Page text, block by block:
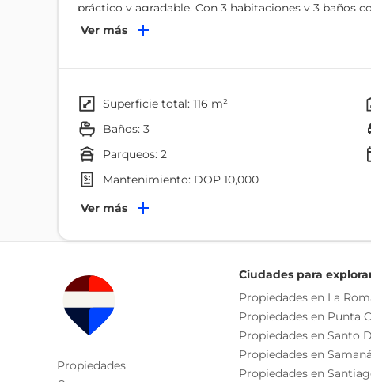
práctico y agradable. Con 3 habitaciones y 3 baños
construida y 2 parqueos para mayor comodidad. Su
Características principales 3 habitaciones3 baños2
AMUEBLADO US$415,000.00
Ver más
superficie total: 116 m²
baños: 3
parqueos: 2
mantenimiento: DOP 10,000
Terminaciones
Pisos De Porcelanato
Gabinetes Modulares
Marcos De Madera Preciosa
Ambientes
Balcón
Ver más
Propiedades
Ciudades para
Propiedades en La
Propiedades en Punta
Propiedades en Santo
Propiedades en Samaná
Propiedades en